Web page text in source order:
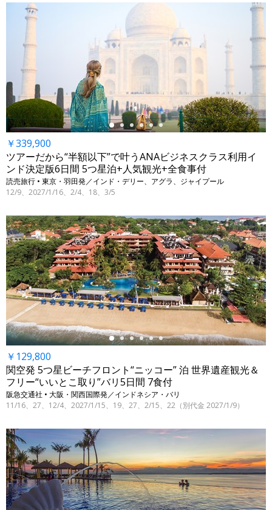
←
￥339,900
ツアーだから“半額以下”で叶うANAビジネスクラス利用イ
ンド決定版6日間 5つ星泊+人気観光+全食事付
読売旅行 • 東京・羽田発／インド・デリー、アグラ、ジャイプール
12/9、2027/1/16、2/4、18、3/5
←
￥129,800
関空発 5つ星ビーチフロント“ニッコー” 泊 世界遺産観光＆
フリー“いいとこ取り”バリ5日間 7食付
阪急交通社 • 大阪・関西国際発／インドネシア・バリ
11/16、27、12/4、2027/1/15、19、27、2/15、22（別代金 2027/1/9）
←